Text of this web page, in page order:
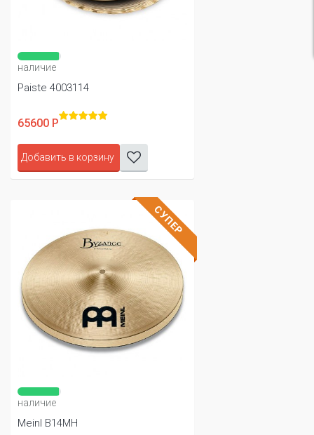
наличие
Paiste 4003114
65600 Р
Добавить в корзину
СУПЕР
наличие
Meinl B14MH